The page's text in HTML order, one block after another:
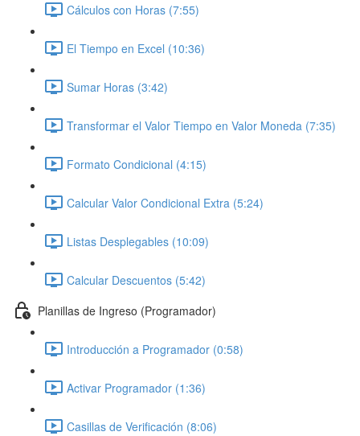
Cálculos con Horas (7:55)
El Tiempo en Excel (10:36)
Sumar Horas (3:42)
Transformar el Valor Tiempo en Valor Moneda (7:35)
Formato Condicional (4:15)
Calcular Valor Condicional Extra (5:24)
Listas Desplegables (10:09)
Calcular Descuentos (5:42)
Planillas de Ingreso (Programador)
Introducción a Programador (0:58)
Activar Programador (1:36)
Casillas de Verificación (8:06)